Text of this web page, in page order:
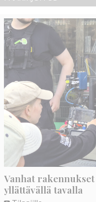
Vanhat
yllättävällä tavalla